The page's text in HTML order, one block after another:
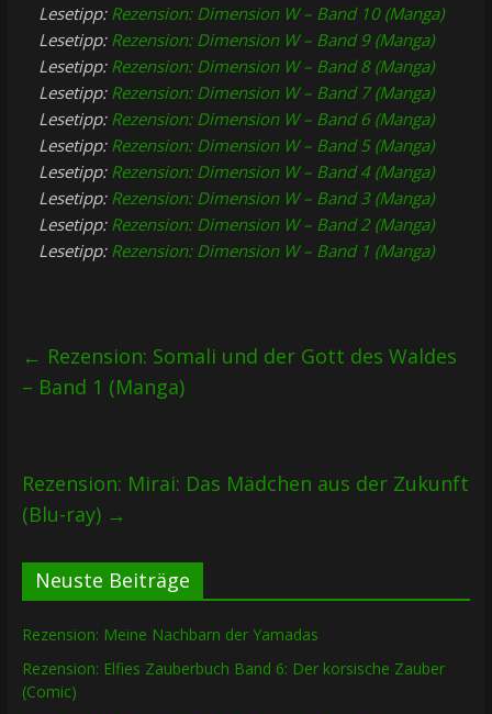
Lesetipp: Rezension: Dimension W – Band 10 (Manga)
Lesetipp: Rezension: Dimension W – Band 9 (Manga)
Lesetipp: Rezension: Dimension W – Band 8 (Manga)
Lesetipp: Rezension: Dimension W – Band 7 (Manga)
Lesetipp: Rezension: Dimension W – Band 6 (Manga)
Lesetipp: Rezension: Dimension W – Band 5 (Manga)
Lesetipp: Rezension: Dimension W – Band 4 (Manga)
Lesetipp: Rezension: Dimension W – Band 3 (Manga)
Lesetipp: Rezension: Dimension W – Band 2 (Manga)
Lesetipp: Rezension: Dimension W – Band 1 (Manga)
← Rezension: Somali und der Gott des Waldes
– Band 1 (Manga)
Rezension: Mirai: Das Mädchen aus der Zukunft
(Blu-ray) →
Neuste Beiträge
Rezension: Meine Nachbarn der Yamadas
Rezension: Elfies Zauberbuch Band 6: Der korsische Zauber
(Comic)